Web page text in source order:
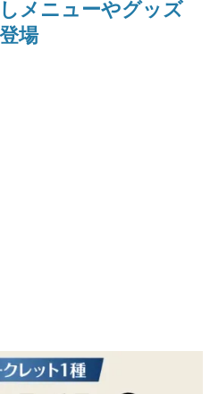
いけない。『赫本』は、〈試験問題〉
白い？
メニューやグッズ
場